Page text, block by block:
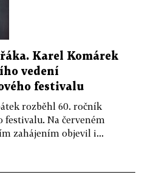
Karel Komárek
vedení
festivalu
rozběhl 60. ročník
Na červeném
zahájením objevil i...